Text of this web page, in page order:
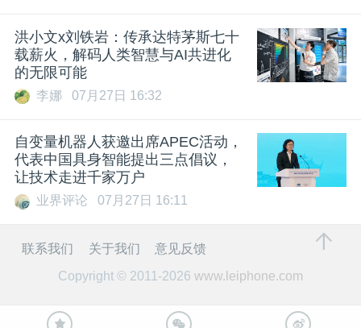
洪小文x刘铁岩：传承达特茅斯七十
载薪火，解码人类智慧与AI共进化
的无限可能
李娜 07月27日 16:32
自变量机器人获邀出席APEC活动，
代表中国具身智能提出三点倡议，
让技术走进千家万户
业界评论 07月27日 16:11
联系我们 关于我们
意见反馈
Copyright © 2011-2026 www.leiphone.com